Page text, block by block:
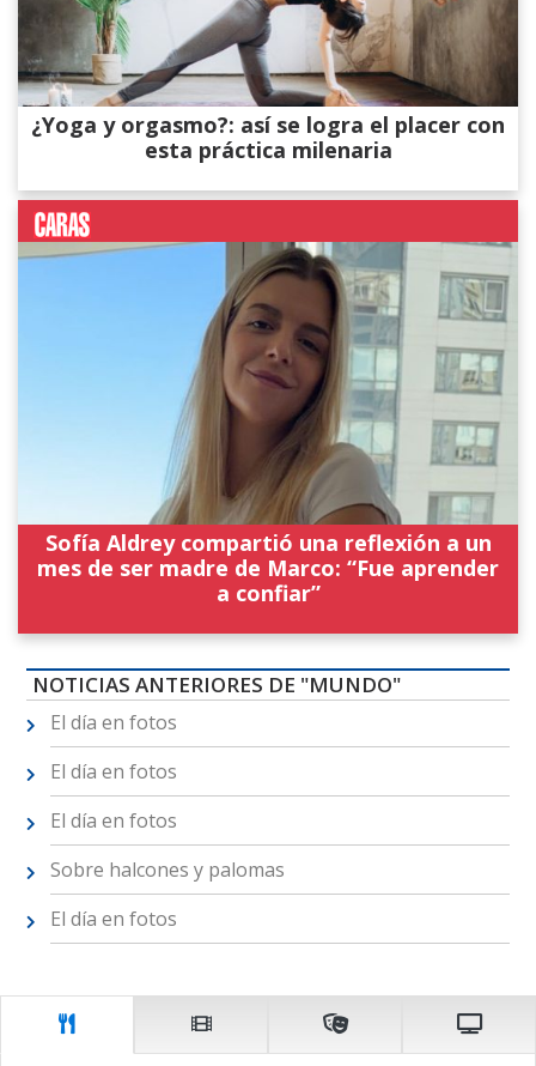
¿Yoga y orgasmo?: así se logra el placer con
esta práctica milenaria
Sofía Aldrey compartió una reflexión a un
mes de ser madre de Marco: “Fue aprender
a confiar”
NOTICIAS ANTERIORES DE "MUNDO"
El día en fotos
El día en fotos
El día en fotos
Sobre halcones y palomas
El día en fotos